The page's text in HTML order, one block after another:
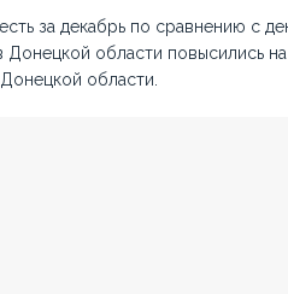
за декабрь по сравнению с
Донецкой области повысились
области.